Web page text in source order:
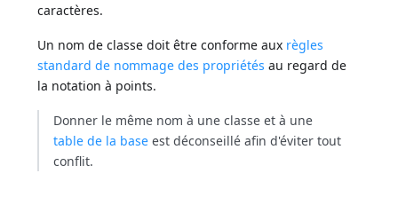
caractères.
Un nom de classe doit être conforme aux règles
standard de nommage des propriétés au regard de
la notation à points.
Donner le même nom à une classe et à une
table de la base est déconseillé afin d'éviter tout
conflit.